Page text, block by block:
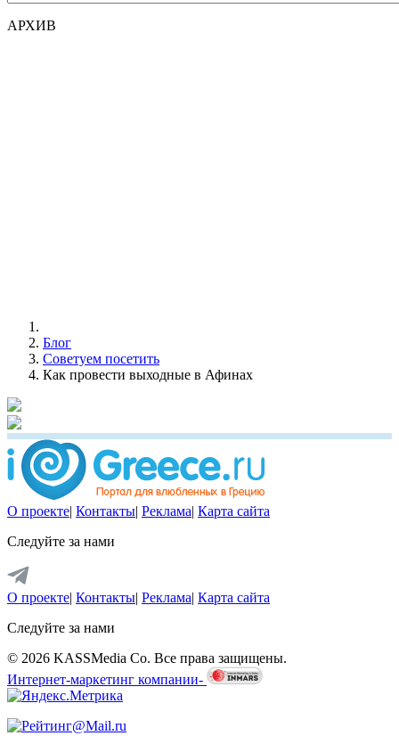
АРХИВ
Блог
Советуем посетить
Как провести выходные в Афинах
О проекте| Контакты| Реклама| Карта сайта
Следуйте за нами
О проекте| Контакты| Реклама| Карта сайта
Следуйте за нами
© 2026 KASSMedia Co. Все права защищены.
Интернет-маркетинг компании-